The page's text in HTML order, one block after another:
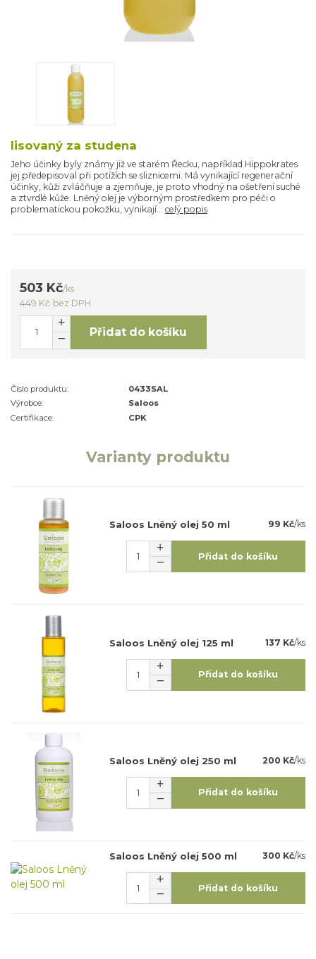
lisovaný za studena
Jeho účinky byly známy již ve starém Řecku, například Hippokrates
jej předepisoval při potížích se sliznicemi. Má vynikající regenerační
účinky, kůži zvláčňuje a zjemňuje, je proto vhodný na ošetření suché
a ztvrdlé kůže. Lněný olej je výborným prostředkem pro péči o
problematickou pokožku, vynikají... celý popis
503 Kč/ks
449 Kč bez DPH
Přidat do košíku
Číslo produktu:
0433SAL
Výrobce:
Saloos
Certifikace:
CPK
Varianty produktu
Saloos Lněný olej 50 ml 99 Kč/ks
Přidat do košíku
Saloos Lněný olej 125 ml 137 Kč/ks
Přidat do košíku
Saloos Lněný olej 250 ml 200 Kč/ks
Přidat do košíku
Saloos Lněný olej 500 ml 300 Kč/ks
Přidat do košíku